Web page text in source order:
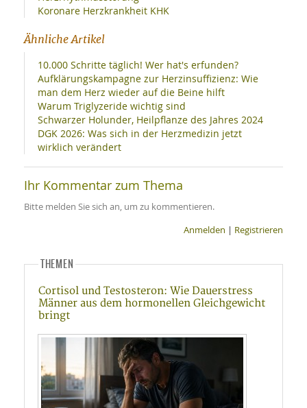
Koronare Herzkrankheit KHK
Ähnliche Artikel
10.000 Schritte täglich! Wer hat's erfunden?
Aufklärungskampagne zur Herzinsuffizienz: Wie
man dem Herz wieder auf die Beine hilft
Warum Triglyzeride wichtig sind
Schwarzer Holunder, Heilpflanze des Jahres 2024
DGK 2026: Was sich in der Herzmedizin jetzt
wirklich verändert
Ihr Kommentar zum Thema
Bitte melden Sie sich an, um zu kommentieren.
Anmelden | Registrieren
THEMEN
Cortisol und Testosteron: Wie Dauerstress
Männer aus dem hormonellen Gleichgewicht
bringt